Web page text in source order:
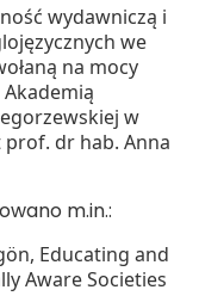
wydawniczą i
we
na mocy
w
dr hab. Anna
m.in.:
Educating and
Aware Societies